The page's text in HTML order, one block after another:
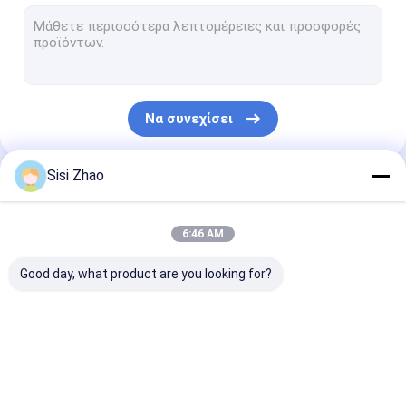
Γραμμή εξώθησης σωλήνων DWC
PVC γραμμή διέλασης σωλήνων
σπειροειδής γραμμή εξώθησης σωλήνων
Να συνεχίσει
Οι Κατηγορίες Μας
Sisi Zhao
6:46 AM
Good day, what product are you looking for?